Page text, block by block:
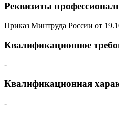
Реквизиты
Приказ Минтруда России от
Квалификационное
-
Квалификационная
-